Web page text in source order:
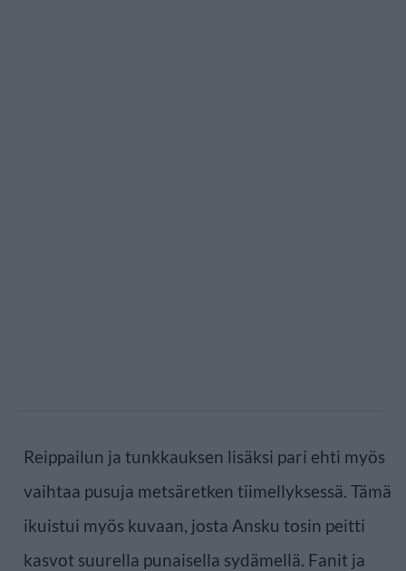
Reippailun ja tunkkauksen lisäksi pari ehti myös
vaihtaa pusuja metsäretken tiimellyksessä. Tämä
ikuistui myös kuvaan, josta Ansku tosin peitti
kasvot suurella punaisella sydämellä. Fanit ja